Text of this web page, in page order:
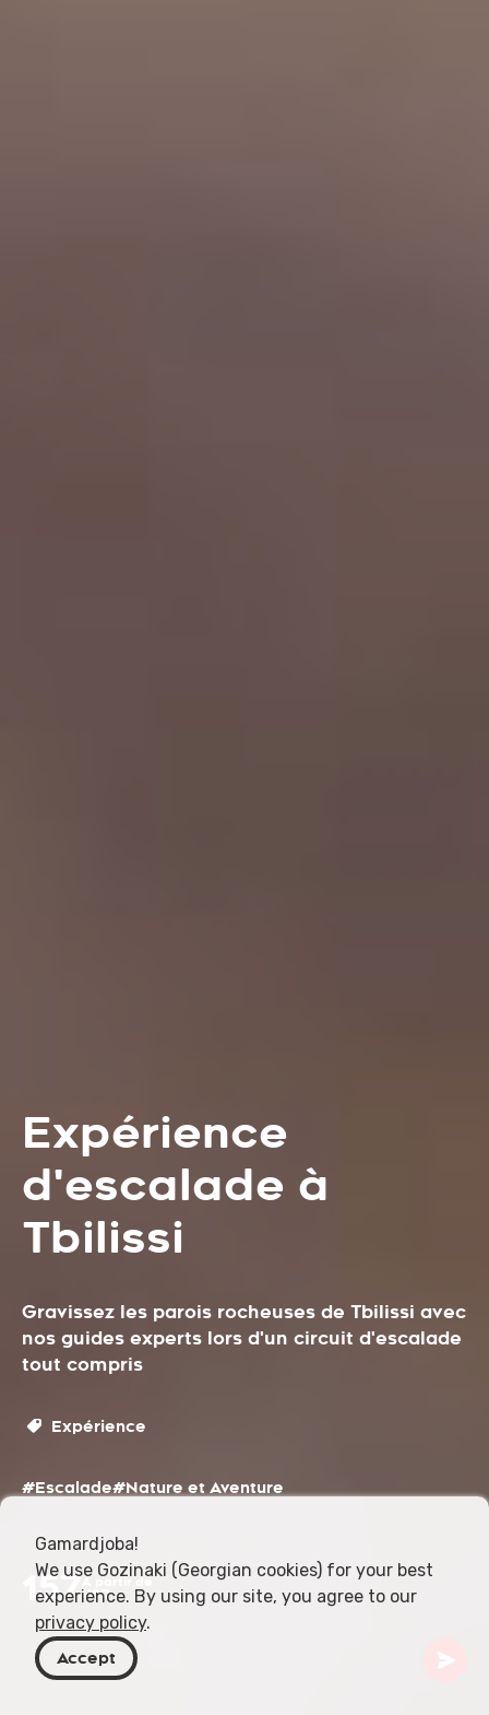
Expérience
d'escalade à
Tbilissi
Gravissez les parois rocheuses de Tbilissi avec
nos guides experts lors d'un circuit d'escalade
tout compris
Expérience
#Escalade#Nature et Aventure
157USD
Gamardjoba!
We use Gozinaki (Georgian cookies) for your best
experience. By using our site, you agree to our
privacy policy.
Accept